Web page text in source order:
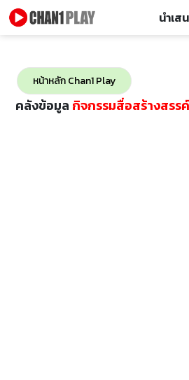
นำเส
หน้าหลัก Chan1 Play
คลังข้อมูล กิจกรรมสื่อสร้างสร